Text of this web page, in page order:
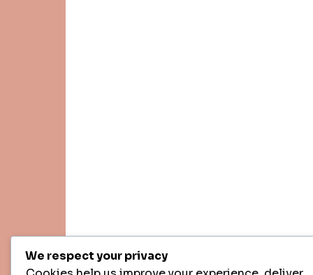
We respect your privacy